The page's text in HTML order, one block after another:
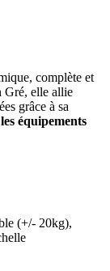
complète et
Gré, elle allie
grâce à sa
équipements
(+/- 20kg),